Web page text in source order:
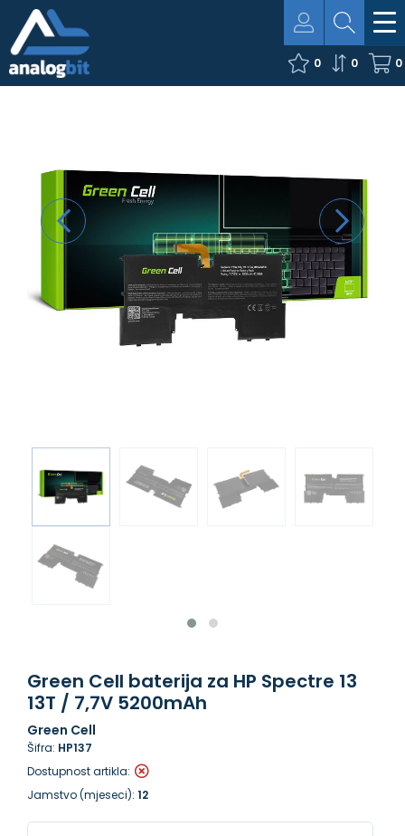
0
0
0
Green Cell baterija za HP Spectre 13
13T / 7,7V 5200mAh
Green Cell
Šifra: HP137
Dostupnost artikla:
Jamstvo (mjeseci): 12